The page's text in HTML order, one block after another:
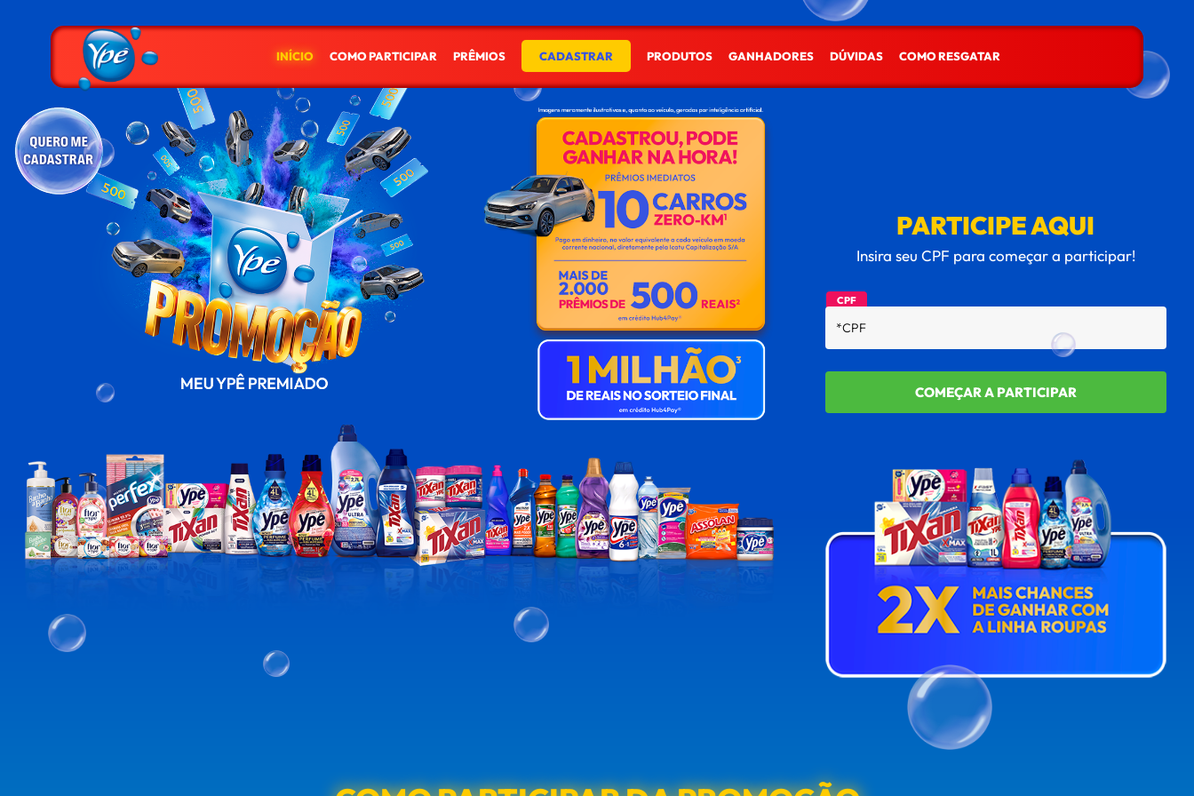
INÍCIO COMO PARTICIPAR PRÊMIOS CADASTRAR PRODUTOS GANHADORES DÚVIDAS COMO RESGATAR
PARTICIPE AQUI
Insira seu CPF para começar a participar!
CPF
COMEÇAR A PARTICIPAR